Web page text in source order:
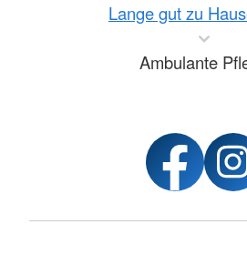
Lange gut zu
Ambulante